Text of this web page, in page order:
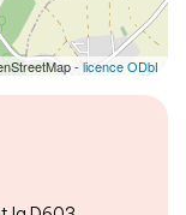
-licence ODbL